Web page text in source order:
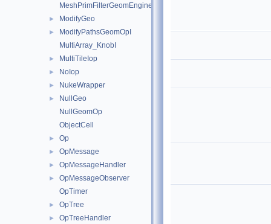
MeshPrimFilterGeomEngineI
► ModifyGeo
►
ModifyPathsGeomOpI
MultiArray_KnobI
► MultiTileIop
► NoIop
► NukeWrapper
►
NullGeo
NullGeomOp
ObjectCell
► Op
► OpMessage
► OpMessageHandler
►
OpMessageObserver
OpTimer
► OpTree
►
OpTreeHandler